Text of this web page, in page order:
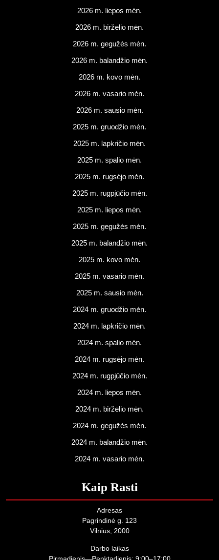
2026 m. liepos mėn.
2026 m. birželio mėn.
2026 m. gegužės mėn.
2026 m. balandžio mėn.
2026 m. kovo mėn.
2026 m. vasario mėn.
2026 m. sausio mėn.
2025 m. gruodžio mėn.
2025 m. lapkričio mėn.
2025 m. spalio mėn.
2025 m. rugsėjo mėn.
2025 m. rugpjūčio mėn.
2025 m. liepos mėn.
2025 m. gegužės mėn.
2025 m. balandžio mėn.
2025 m. kovo mėn.
2025 m. vasario mėn.
2025 m. sausio mėn.
2024 m. gruodžio mėn.
2024 m. lapkričio mėn.
2024 m. spalio mėn.
2024 m. rugsėjo mėn.
2024 m. rugpjūčio mėn.
2024 m. liepos mėn.
2024 m. birželio mėn.
2024 m. gegužės mėn.
2024 m. balandžio mėn.
2024 m. vasario mėn.
Kaip Rasti
Adresas
Pagrindinė g. 123
Vilnius, 2000
Darbo laikas
Pirmadienis—Penktadienis: 9:00–17:00